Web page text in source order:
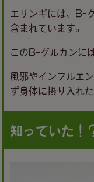
エリンギには、B-
含まれています。
このBｰグルカンに
風邪やインフルエ
ず身体に摂り入れ
知っていた！